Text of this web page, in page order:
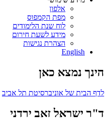
אלפון
מפת הקמפוס
לוח שנת הלימודים
מידע לשעת חירום
הצהרת נגישות
English
הינך נמצא כאן
לדף הבית של אוניברסיטת תל אביב
ד"ר ישראל זאב ירדני